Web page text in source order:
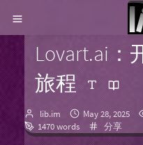
Lovart.ai：
旅程
Author：
lib.im
发
布
时
May 28, 2025
1470 words
Categories
分享